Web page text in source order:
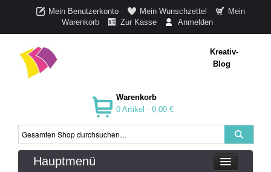
Mein Benutzerkonto Mein Wunschzettel
Mein
Warenkorb
Zur Kasse Anmelden
Kreativ-
Blog
Warenkorb
0 Artikel - 0,00 €
Hauptmenü